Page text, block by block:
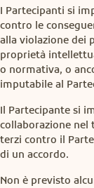
I Partecipanti si
contro le
alla violazione dei
proprietà
o normativa, o
imputabile al
Il Partecipante si
collaborazione
terzi contro il
di un accordo.
Non è previsto